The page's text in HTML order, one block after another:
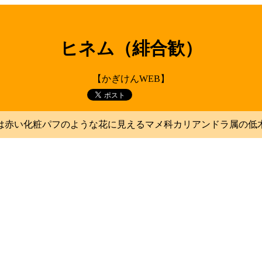
ヒネム（緋合歓）
【かぎけんWEB】
赤い化粧パフのような花に見えるマメ科カリアンドラ属の低